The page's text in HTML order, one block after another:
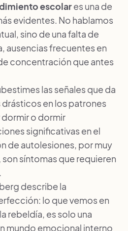
escolares una de
evidentes. No hablamos
sino de una falta de
ausencias frecuentes en
concentración que antes
las señales que da
en los patrones
o dormir
significativas en el
de autolesiones, por muy
síntomas que requieren
describe la
lo que vemos en
rebeldía, es solo una
mundo emocional interno